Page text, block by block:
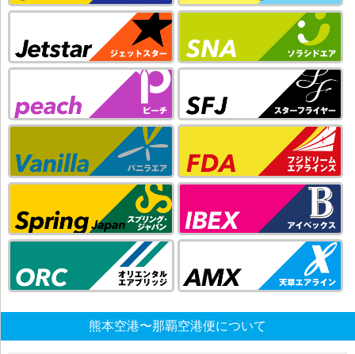
熊本空港〜那覇空港便について